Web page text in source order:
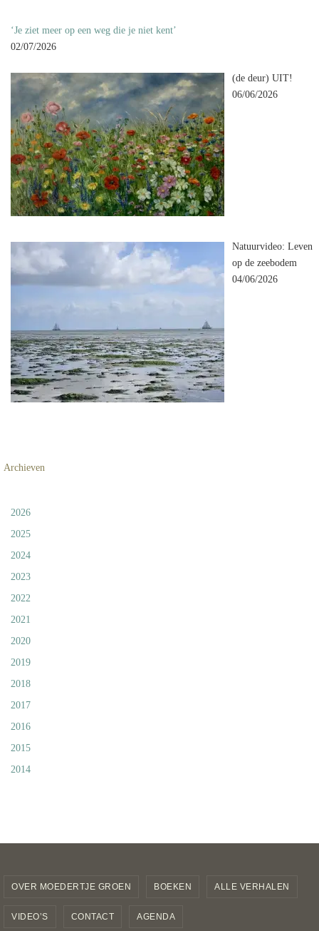
‘Je ziet meer op een weg die je niet kent’
02/07/2026
(de deur) UIT!
06/06/2026
Natuurvideo: Leven
op de zeebodem
04/06/2026
Archieven
2026
2025
2024
2023
2022
2021
2020
2019
2018
2017
2016
2015
2014
OVER MOEDERTJE GROEN BOEKEN ALLE VERHALEN
VIDEO’S CONTACT AGENDA